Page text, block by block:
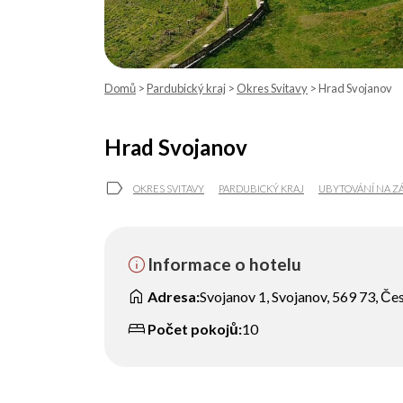
Domů >Pardubický kraj > Okres Svitavy > Hrad Svojanov
Hrad Svojanov
label OKRES SVITAVY PARDUBICKÝ KRAJ UBYTOVÁNÍ NA
info Informace o hotelu
home Adresa:Svojanov 1, Svojanov, 569 73,
bed Počet pokojů:10